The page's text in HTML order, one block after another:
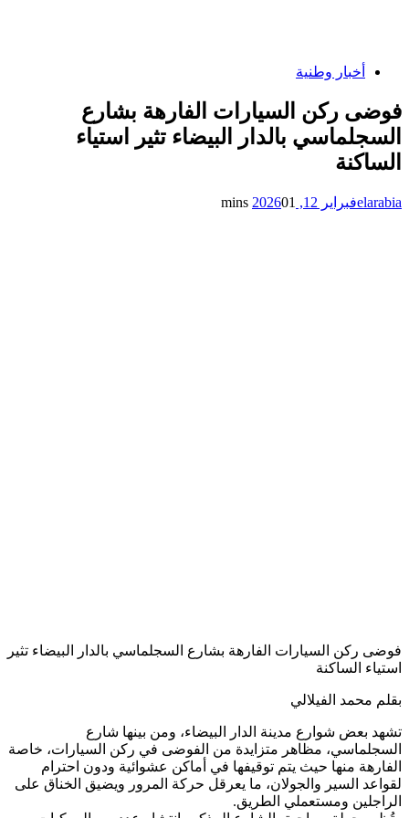
أخبار وطنية
فوضى ركن السيارات الفارهة بشارع
السجلماسي بالدار البيضاء تثير استياء
الساكنة
elarabiaفبراير 12, 2026 01 mins
فوضى ركن السيارات الفارهة بشارع السجلماسي بالدار البيضاء تثير
استياء الساكنة
بقلم محمد الفيلالي
تشهد بعض شوارع مدينة الدار البيضاء، ومن بينها شارع
السجلماسي، مظاهر متزايدة من الفوضى في ركن السيارات، خاصة
الفارهة منها حيث يتم توقيفها في أماكن عشوائية ودون احترام
لقواعد السير والجولان، ما يعرقل حركة المرور ويضيق الخناق على
الراجلين ومستعملي الطريق.